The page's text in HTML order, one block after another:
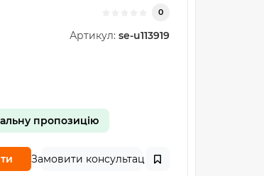
0
Артикул: se-u113919
пропозицію
Замовити консультацію